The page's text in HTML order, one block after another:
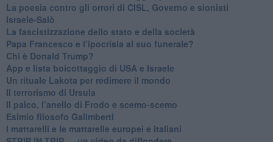
La poesia contro gli orrori di CISL, Governo e sionisti
Israele-Salò
​La fascistizzazione dello stato e della società
Papa Francesco e l’ipocrisia al suo funerale?
​Chi è Donald Trump?
App e lista boicottaggio di USA e Israele
​Un rituale Lakota per redimere il mondo
Il terrorismo di Ursula
​Il palco, l’anello di Frodo e scemo-scemo
Esimio filosofo Galimberti
​I mattarelli e le mattarelle europei e italiani